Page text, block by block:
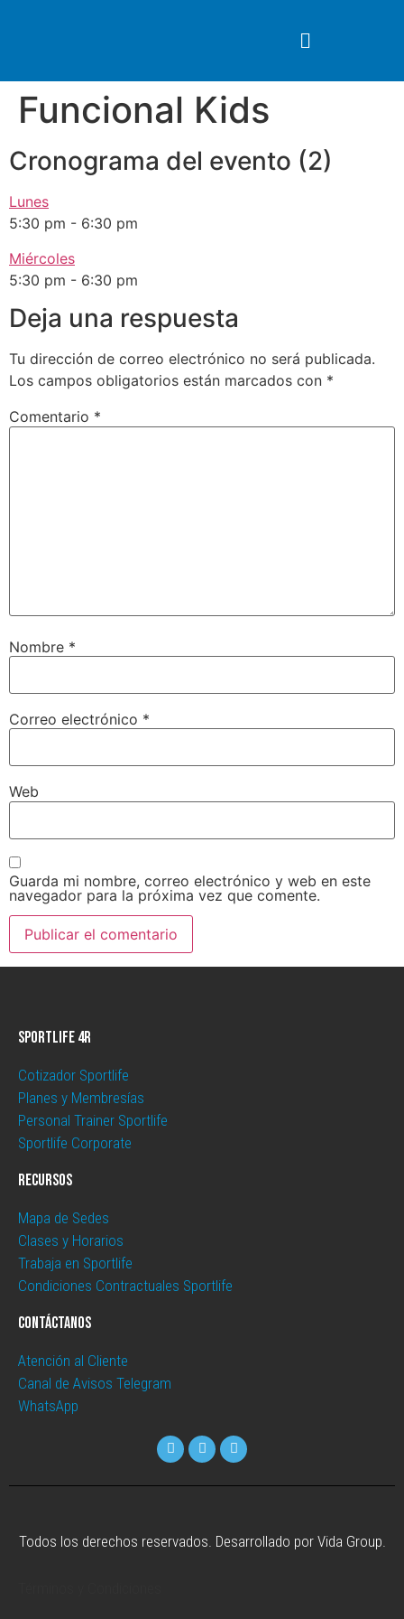
Funcional Kids
Cronograma del evento (2)
Lunes
5:30 pm - 6:30 pm
Miércoles
5:30 pm - 6:30 pm
Deja una respuesta
Tu dirección de correo electrónico no será publicada.
Los campos obligatorios están marcados con *
Comentario *
Nombre *
Correo electrónico *
Web
Guarda mi nombre, correo electrónico y web en este
navegador para la próxima vez que comente.
Sportlife 4R
Cotizador Sportlife
Planes y Membresías
Personal Trainer Sportlife
Sportlife Corporate
Recursos
Mapa de Sedes
Clases y Horarios
Trabaja en Sportlife
Condiciones Contractuales Sportlife
Contáctanos
Atención al Cliente
Canal de Avisos Telegram
WhatsApp
Todos los derechos reservados. Desarrollado por Vida Group.